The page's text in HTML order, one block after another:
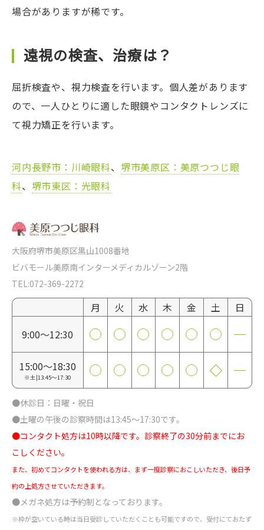
場合がありますが稀です。
遠視の検査、治療は？
屈折検査や、視力検査を行います。個人差があります
ので、一人ひとりに適した眼鏡やコンタクトレンズに
て視力矯正を行います。
河内長野市：川崎眼科、 堺市美原区：美原つつじ眼
科、 堺市東区：光眼科
大阪府堺市美原区黒山1008番地
ビバモール美原南インターメディカルゾーン2階
TEL:072-369-2272
月 火 水 木 金 土
日
9:00～12:30
15:00～18:30
※土|13:45～17:30
●休診日：日曜・祝日
●土曜の午後の診察時間は13:45～17:30です。
●コンタクト処方は10時以降です。診察終了の30分前までにお
こしください。
また、初めてコンタクトを使われる方は、まず一度診察におこしいただき、後日予
約の上処方させていただきます。
●メガネ処方は予約制となっております。
※枠が空いている時は当日受診していただくことも可能ですので、受付にておたず